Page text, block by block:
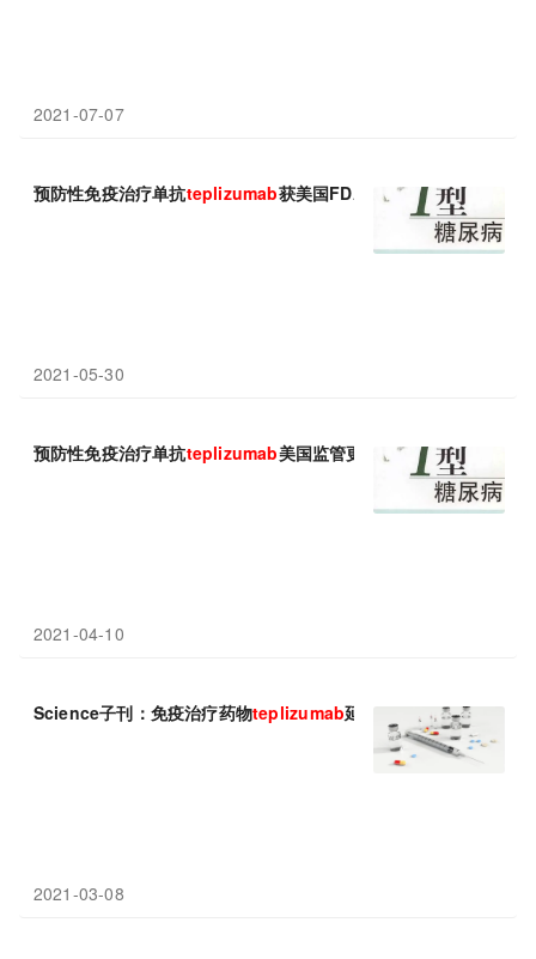
2021-07-07
预防性免疫治疗单抗teplizumab获美国FDA委员会支持：疾病风
2021-05-30
预防性免疫治疗单抗teplizumab美国监管更新：疾病风险降低
2021-04-10
Science子刊：免疫治疗药物teplizumab延迟1型糖尿病高风险人
2021-03-08